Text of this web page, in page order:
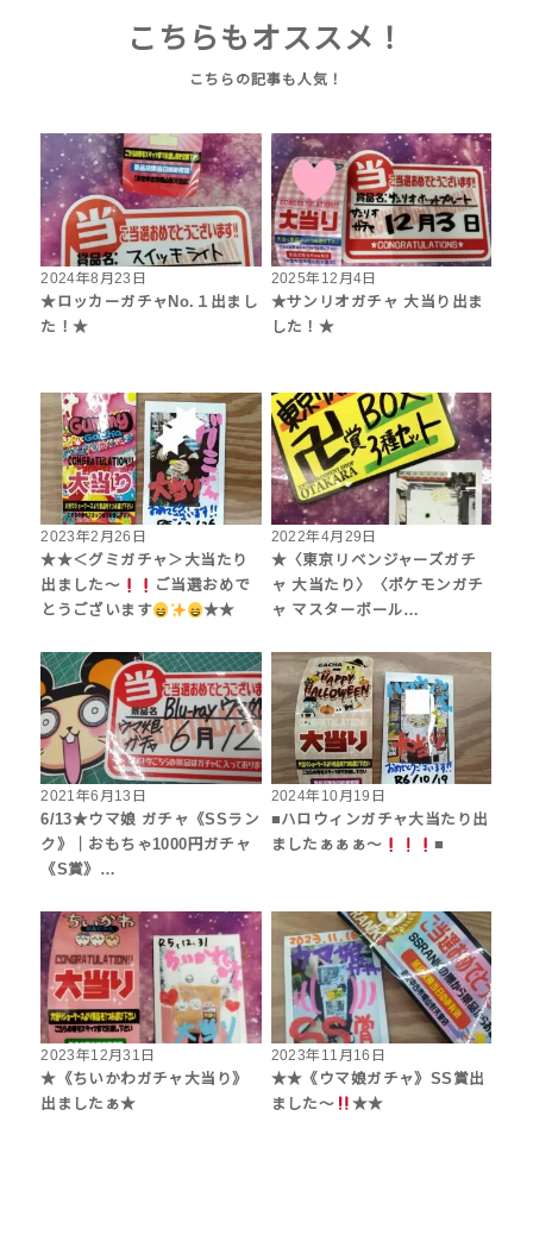
こちらもオススメ！
2024年8月23日
★ロッカーガチャNo.１出まし
た！★
2025年12月4日
★サンリオガチャ 大当り出ま
した！★
2023年2月26日
★★＜グミガチャ＞大当たり
出ました～
ご当選おめで
とうございます
★★
2022年4月29日
★〈東京リベンジャーズガチ
ャ 大当たり〉〈ポケモンガチ
ャ マスターボール…
2021年6月13日
6/13★ウマ娘 ガチャ《SSラン
ク》｜おもちゃ1000円ガチャ
《S賞》…
2024年10月19日
■ハロウィンガチャ大当たり出
ましたぁぁぁ〜
■
2023年12月31日
★《ちいかわガチャ大当り》
出ましたぁ★
2023年11月16日
★★《ウマ娘ガチャ》SS賞出
ました〜
★★